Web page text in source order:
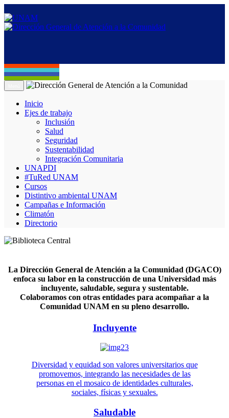
Inicio
Ejes de trabajo
Inclusión
Salud
Seguridad
Sustentabilidad
Integración Comunitaria
UNAPDI
#TuRed UNAM
Cursos
Distintivo ambiental UNAM
Campañas e Información
Climatón
Directorio
La Dirección General de Atención a la Comunidad (DGACO)
enfoca su labor en la construcción de una Universidad más
incluyente, saludable, segura y sustentable.
Colaboramos con otras entidades para acompañar a la
Comunidad UNAM en su pleno desarrollo.
Incluyente
Diversidad y equidad son valores universitarios que
promovemos, integrando las necesidades de las
personas en el mosaico de identidades culturales,
sociales, físicas y sexuales.
Saludable